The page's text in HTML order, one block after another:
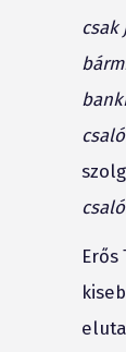
csak